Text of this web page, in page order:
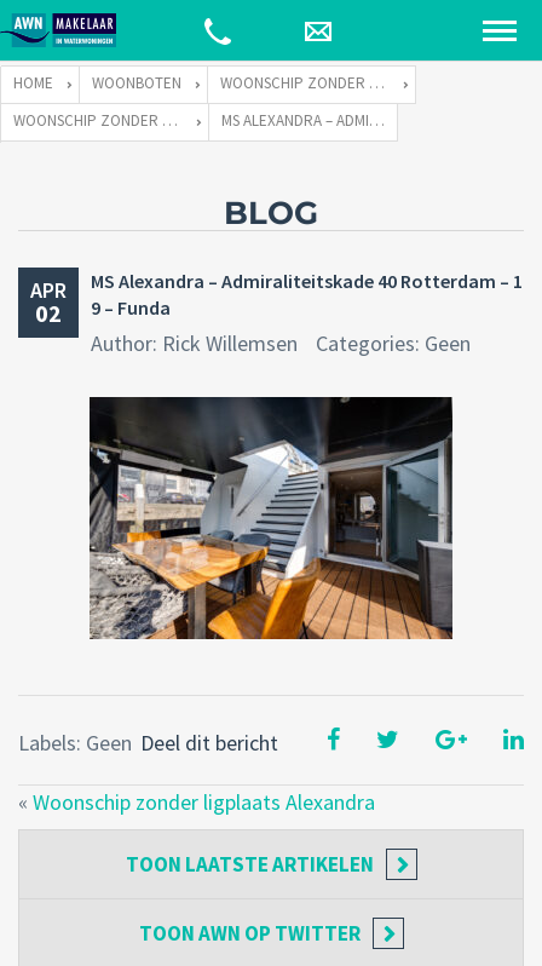
HOME WOONBOTEN
WOONSCHIP ZONDER LIGPLAATS
WOONSCHIP ZONDER LIGPLAATS ALEXANDRA
MS ALEXANDRA – ADMIRALITEITSKADE 40 ROTTERDAM – 19 – FUNDA
BLOG
APR
02
MS Alexandra – Admiraliteitskade 40 Rotterdam – 1
9 – Funda
Author: Rick Willemsen Categories: Geen
Deel dit bericht
Labels: Geen
« Woonschip zonder ligplaats Alexandra
TOON LAATSTE ARTIKELEN
TOONAWN OP TWITTER